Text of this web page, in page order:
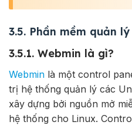
3.5. Phần mềm quản
3.5.1. Webmin là gì?
Webmin là một control
trị hệ thống quản lý các
xây dựng bởi nguồn mở
hệ thống cho Linux.